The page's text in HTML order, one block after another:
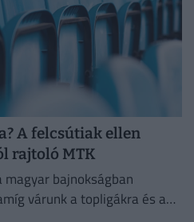
A felcsútiak ellen
rajtoló MTK
bajnokságban
várunk a topligákra és a